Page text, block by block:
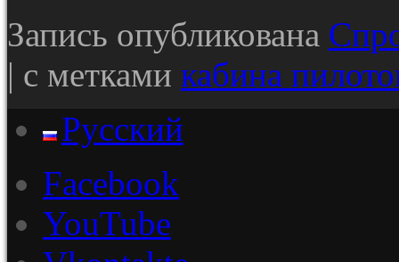
Запись опубликована
| с метками кабина
Русский
Facebook
YouTube